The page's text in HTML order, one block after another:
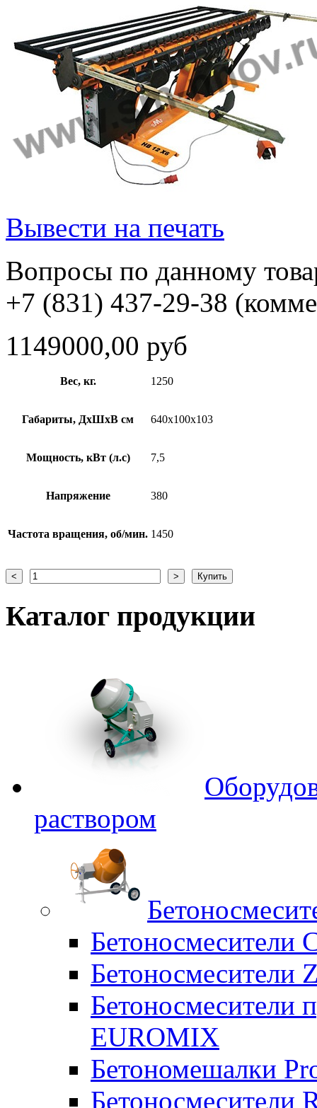
Вывести на печать
Вопросы по данному
+7 (831) 437-29-38
1149000,00 руб
Вес, кг. 1250
Габариты, ДхШхВ см 640x100x103
Мощность, кВт (л.с) 7,5
Напряжение 380
Частота вращения, об/мин. 1450
Каталог продукции
раствором
Бетоносмесители
Бетоносмесители
Бетоносмесители
EUROMIX
Бетономешалки
Бетоносмесители